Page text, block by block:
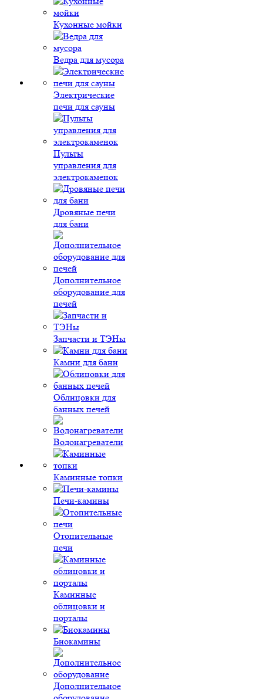
Кухонные мойки
Ведра для мусора
Электрические
печи для сауны
Пульты
управления для
электрокаменок
Дровяные печи
для бани
Дополнительное
оборудование для
печей
Запчасти и ТЭНы
Камни для бани
Облицовки для
банных печей
Водонагреватели
Каминные топки
Печи-камины
Отопительные
печи
Каминные
облицовки и
порталы
Биокамины
Дополнительное